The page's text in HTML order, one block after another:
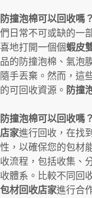
防撞泡棉可以回收嗎？
們日常不可或缺的一
喜地打開一個個 蝦皮
品的防撞泡棉、氣泡
隨手丟棄。然而，這
的可回收資源。 防撞
防撞泡棉可以回收嗎
店家進行回收，在找
性，以確保您的包材
收流程，包括收集、
收體系。比較不同回
包材回收店家進行合